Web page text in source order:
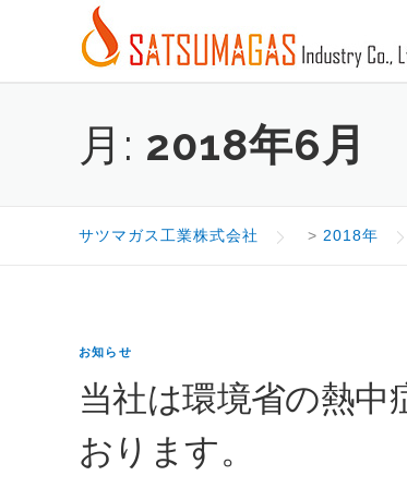
月: 2018年6月
サツマガス工業株式会社 > 2018年
お知らせ
当社は環境省の熱
おります。